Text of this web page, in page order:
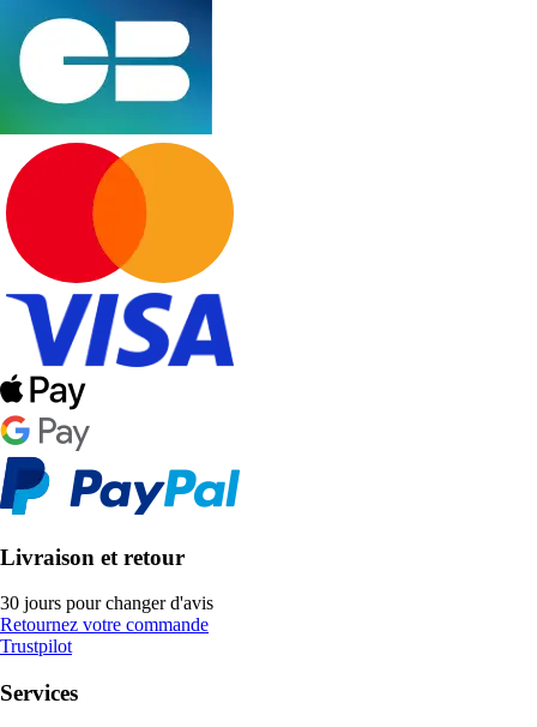
Livraison et retour
30 jours pour changer d'avis
Retournez votre commande
Trustpilot
Services